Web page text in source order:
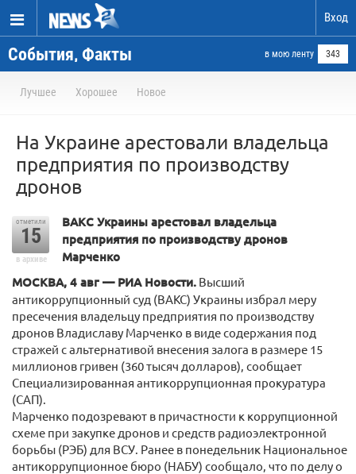
Вход
События, Факты в мою ленту 343
Лучшее Хорошее Новое
На Украине арестовали владельца
предприятия по производству
дронов
отметили
15
в архиве
ВАКС Украины арестовал владельца
предприятия по производству дронов
Марченко
МОСКВА, 4 авг — РИА Новости. Высший
антикоррупционный суд (ВАКС) Украины избрал меру
пресечения владельцу предприятия по производству
дронов Владиславу Марченко в виде содержания под
стражей с альтернативой внесения залога в размере 15
миллионов гривен (360 тысяч долларов), сообщает
Специализированная антикоррупционная прокуратура
(САП).
Марченко подозревают в причастности к коррупционной
схеме при закупке дронов и средств радиоэлектронной
борьбы (РЭБ) для ВСУ. Ранее в понедельник Национальное
антикоррупционное бюро (НАБУ) сообщало, что по делу о